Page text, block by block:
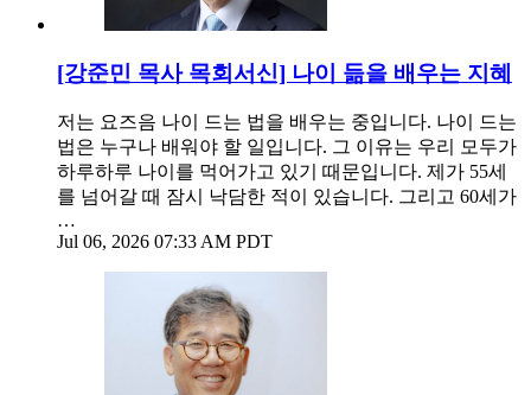
[강준민 목사 목회서신] 나이 듦을 배우는 지혜
저는 요즈음 나이 드는 법을 배우는 중입니다. 나이 드는
법은 누구나 배워야 할 일입니다. 그 이유는 우리 모두가
하루하루 나이를 먹어가고 있기 때문입니다. 제가 55세
를 넘어갈 때 잠시 낙담한 적이 있습니다. 그리고 60세가
…
Jul 06, 2026 07:33 AM PDT